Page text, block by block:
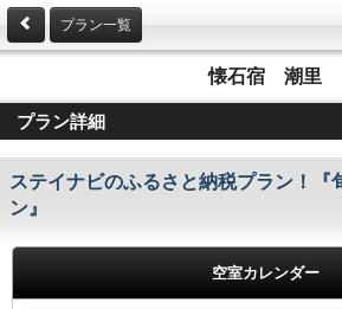
プラン一覧
懐石宿 潮里
プラン詳細
ステイナビのふるさと納税プラン！『
ン』
空室カレンダー